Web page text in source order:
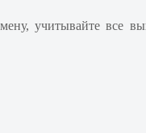
учитывайте все